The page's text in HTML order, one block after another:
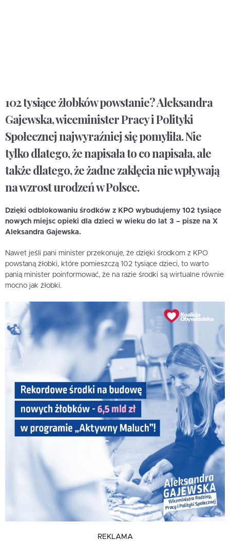
102 tysiące żłobków powstanie? Aleksandra
Gajewska, wiceminister Pracy i Polityki
Społecznej najwyraźniej się pomyliła. Nie
tylko dlatego, że napisała to co napisała, ale
także dlatego, że żadne zaklęcia nie wpływają
na wzrost urodzeń w Polsce.
Dzięki odblokowaniu środków z KPO wybudujemy 102 tysiące
nowych miejsc opieki dla dzieci w wieku do lat 3 – pisze na X
Aleksandra Gajewska.
Nawet jeśli pani minister przekonuje, że dzięki środkom z KPO
powstaną żłobki, które pomieszczą 102 tysiące dzieci, to warto
panią minister poinformować, że na razie środki są wirtualne równie
mocno jak żłobki.
REKLAMA